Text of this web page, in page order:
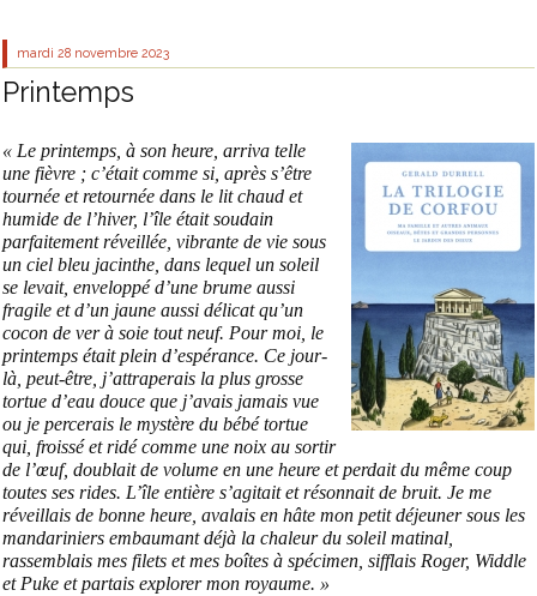
mardi 28 novembre 2023
Printemps
« Le printemps, à son heure, arriva telle
une fièvre ; c’était comme si, après s’être
tournée et retournée dans le lit chaud et
humide de l’hiver, l’île était soudain
parfaitement réveillée, vibrante de vie sous
un ciel bleu jacinthe, dans lequel un soleil
se levait, enveloppé d’une brume aussi
fragile et d’un jaune aussi délicat qu’un
cocon de ver à soie tout neuf. Pour moi, le
printemps était plein d’espérance. Ce jour-
là, peut-être, j’attraperais la plus grosse
tortue d’eau douce que j’avais jamais vue
ou je percerais le mystère du bébé tortue
qui, froissé et ridé comme une noix au sortir
de l’œuf, doublait de volume en une heure et perdait du même coup
toutes ses rides. L’île entière s’agitait et résonnait de bruit. Je me
réveillais de bonne heure, avalais en hâte mon petit déjeuner sous les
mandariniers embaumant déjà la chaleur du soleil matinal,
rassemblais mes filets et mes boîtes à spécimen, sifflais Roger, Widdle
et Puke et partais explorer mon royaume. »